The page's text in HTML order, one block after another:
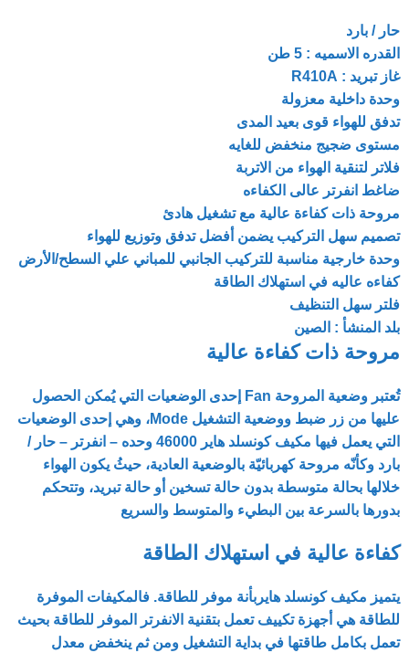
حار / بارد
القدره الاسميه : 5 طن
غاز تبريد : R410A
وحدة داخلية معزولة
تدفق للهواء قوى بعيد المدى
مستوى ضجيج منخفض للغايه
فلاتر لتنقية الهواء من الاتربة
ضاغط انفرتر عالى الكفاءه
مروحة ذات كفاءة عالية مع تشغيل هادئ
تصميم سهل التركيب يضمن أفضل تدفق وتوزيع للهواء
وحدة خارجية مناسبة للتركيب الجانبي للمباني علي السطح/الأرض
كفاءه عاليه في استهلاك الطاقة
فلتر سهل التنظيف
بلد المنشأ : الصين
مروحة ذات كفاءة عالية
تُعتبر وضعية المروحة Fan إحدى الوضعيات التي يُمكن الحصول
عليها من زر ضبط ووضعية التشغيل Mode، وهي إحدى الوضعيات
التي يعمل فيها مكيف كونسلد هاير 46000 وحده – انفرتر – حار /
بارد وكأنّه مروحة كهربائيّة بالوضعية العادية، حيثُ يكون الهواء
خلالها بحالة متوسطة بدون حالة تسخين أو حالة تبريد، وتتحكم
بدورها بالسرعة بين البطيء والمتوسط والسريع
كفاءة عالية في استهلاك الطاقة
يتميز مكيف كونسلد هايربأنة موفر للطاقة. فالمكيفات الموفرة
للطاقة هي أجهزة تكييف تعمل بتقنية الانفرتر الموفر للطاقة بحيث
تعمل بكامل طاقتها في بداية التشغيل ومن ثم ينخفض معدل